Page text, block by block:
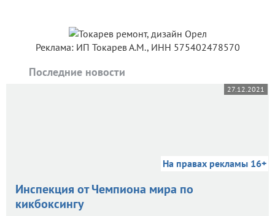
Реклама: ИП Токарев А.М., ИНН 575402478570
Последние новости
27.12.2021
На правах рекламы 16+
Инспекция от Чемпиона мира по
кикбоксингу